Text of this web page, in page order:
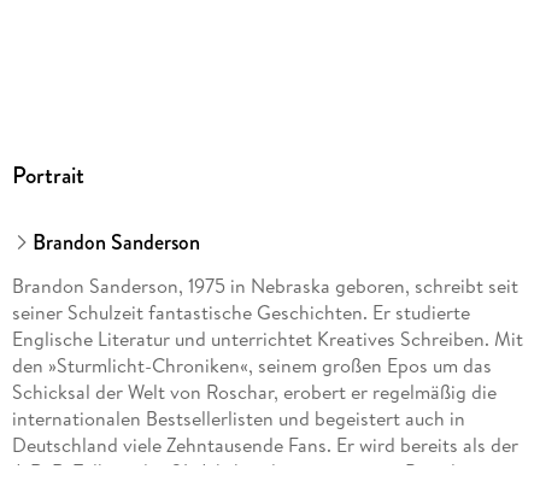
Hörbuch
9783837169508
Portrait
Brandon Sanderson
Brandon Sanderson, 1975 in Nebraska geboren, schreibt seit
seiner Schulzeit fantastische Geschichten. Er studierte
Englische Literatur und unterrichtet Kreatives Schreiben. Mit
den »Sturmlicht-Chroniken«, seinem großen Epos um das
Schicksal der Welt von Roschar, erobert er regelmäßig die
internationalen Bestsellerlisten und begeistert auch in
Deutschland viele Zehntausende Fans. Er wird bereits als der
J. R. R. Tolkien des 21. Jahrhunderts gepriesen. Brandon